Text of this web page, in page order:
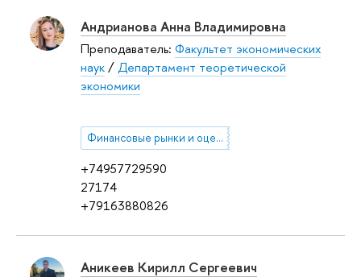
+74957729590
27174
+79163880826
Андрианова Анна Владимировна
Преподаватель: Факультет экономических
наук/Департамент теоретической
экономики
Финансовые рынки и оценка активов
Аникеев Кирилл Сергеевич